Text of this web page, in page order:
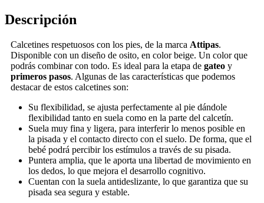
Descripción
Calcetines respetuosos con los pies, de la marca Attipas.
Disponible con un diseño de osito, en color beige. Un color que
podrás combinar con todo. Es ideal para la etapa de gateo y
primeros pasos. Algunas de las características que podemos
destacar de estos calcetines son:
Su flexibilidad, se ajusta perfectamente al pie dándole
flexibilidad tanto en suela como en la parte del calcetín.
Suela muy fina y ligera, para interferir lo menos posible en
la pisada y el contacto directo con el suelo. De forma, que el
bebé podrá percibir los estímulos a través de su pisada.
Puntera amplia, que le aporta una libertad de movimiento en
los dedos, lo que mejora el desarrollo cognitivo.
Cuentan con la suela antideslizante, lo que garantiza que su
pisada sea segura y estable.